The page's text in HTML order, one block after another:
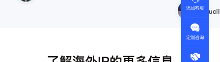
添加客服
定制咨询